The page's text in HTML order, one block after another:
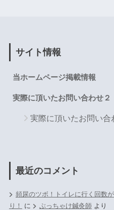
サイト情報
当ホームページ掲載情報
実際に頂いたお問い合わせ２
実際に頂いたお問い合
最近のコメント
頻尿のツボ！トイレに行く回数
り！
に ぶっちゃけ鍼灸師 より